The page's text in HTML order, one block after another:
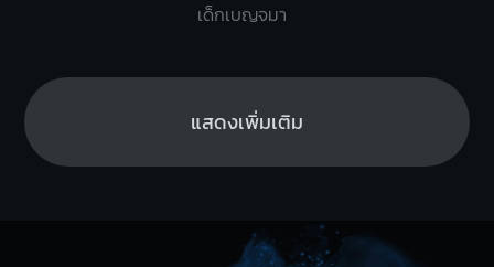
เด็กเบญจมา
แสดงเพิ่มเติม